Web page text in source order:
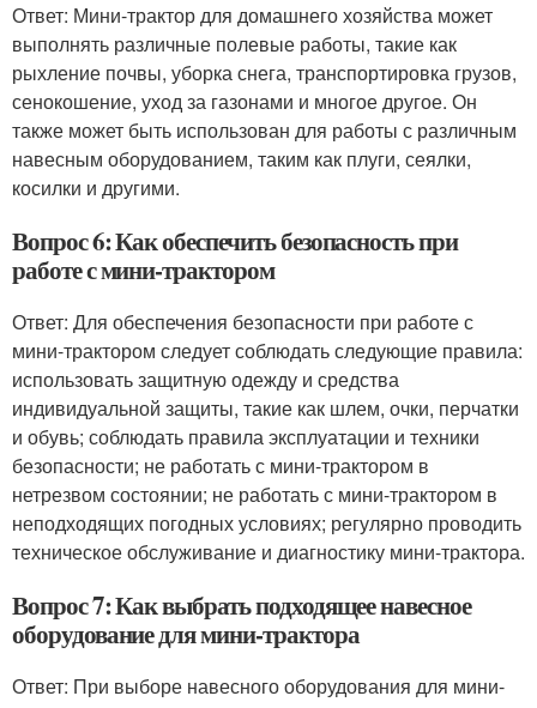
Ответ: Мини-трактор для домашнего хозяйства может
выполнять различные полевые работы, такие как
рыхление почвы, уборка снега, транспортировка грузов,
сенокошение, уход за газонами и многое другое. Он
также может быть использован для работы с различным
навесным оборудованием, таким как плуги, сеялки,
косилки и другими.
Вопрос 6: Как обеспечить безопасность при
работе с мини-трактором
Ответ: Для обеспечения безопасности при работе с
мини-трактором следует соблюдать следующие правила:
использовать защитную одежду и средства
индивидуальной защиты, такие как шлем, очки, перчатки
и обувь; соблюдать правила эксплуатации и техники
безопасности; не работать с мини-трактором в
нетрезвом состоянии; не работать с мини-трактором в
неподходящих погодных условиях; регулярно проводить
техническое обслуживание и диагностику мини-трактора.
Вопрос 7: Как выбрать подходящее навесное
оборудование для мини-трактора
Ответ: При выборе навесного оборудования для мини-